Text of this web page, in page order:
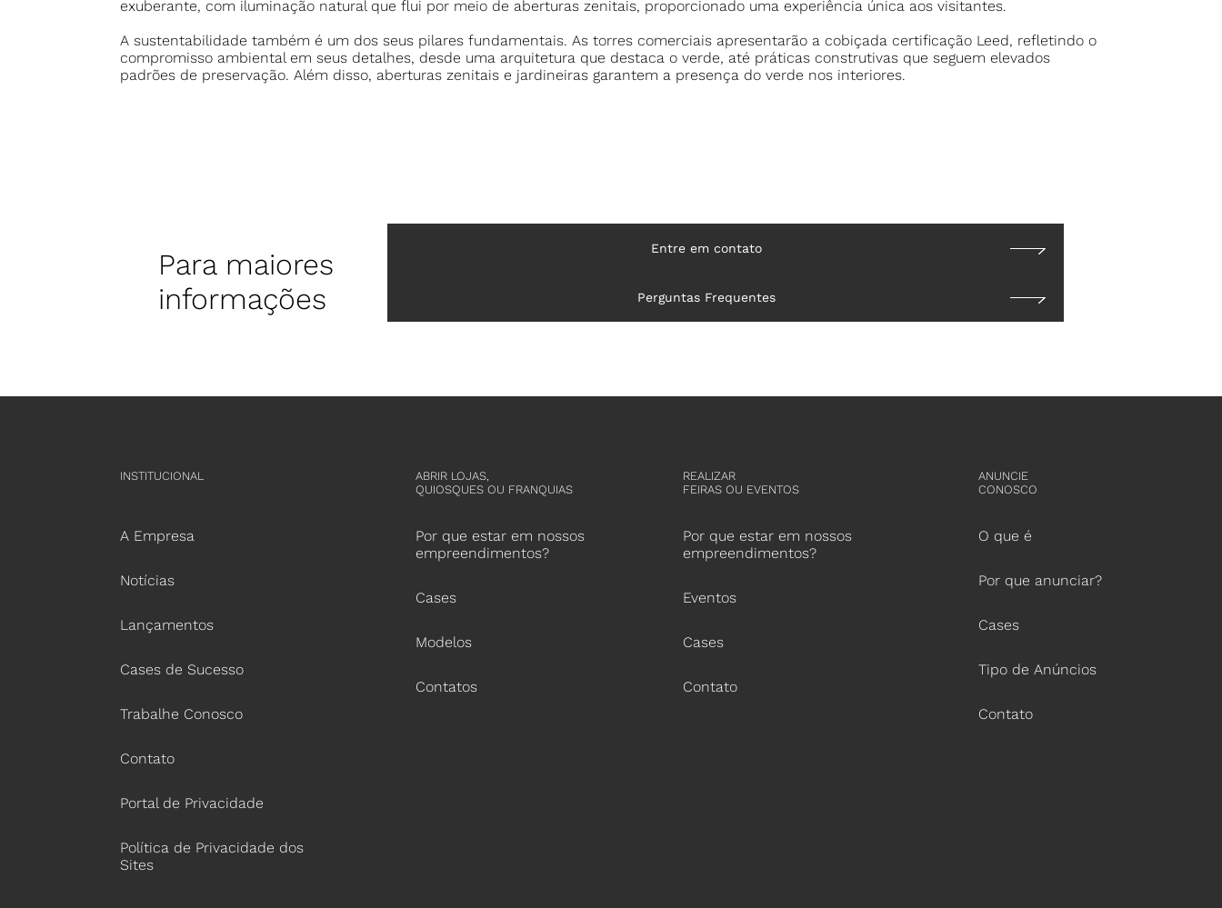
exuberante, com iluminação natural que flui por meio de aberturas zenitais, proporcionado uma experiência única aos visitantes.
A sustentabilidade também é um dos seus pilares fundamentais. As torres comerciais apresentarão a cobiçada certificação Leed, refletindo o
compromisso ambiental em seus detalhes, desde uma arquitetura que destaca o verde, até práticas construtivas que seguem elevados
padrões de preservação. Além disso, aberturas zenitais e jardineiras garantem a presença do verde nos interiores.
Para maiores
informações
Entre em contato
Perguntas Frequentes
INSTITUCIONAL
A Empresa
Notícias
Lançamentos
Cases de Sucesso
Trabalhe Conosco
Contato
Portal de Privacidade
Política de Privacidade dos
Sites
ABRIR LOJAS,
QUIOSQUES OU FRANQUIAS
Por que estar em nossos
empreendimentos?
Cases
Modelos
Contatos
REALIZAR
FEIRAS OU EVENTOS
Por que estar em nossos
empreendimentos?
Eventos
Cases
Contato
ANUNCIE
CONOSCO
O que é
Por que anunciar?
Cases
Tipo de Anúncios
Contato